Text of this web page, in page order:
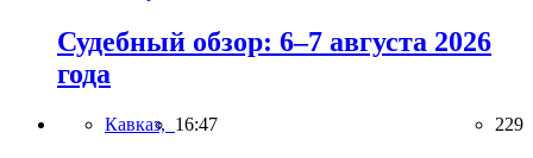
Судебный обзор: 6–7 августа 2026
года
Кавказ, 16:47 229